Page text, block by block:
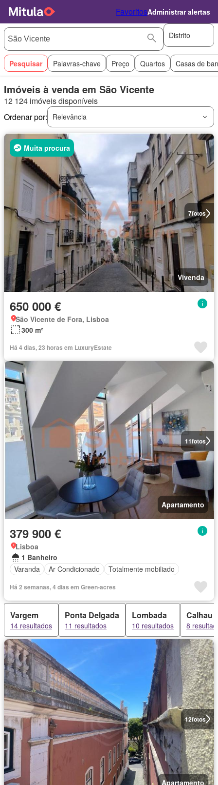
FavoritosAdministrar alertas
Distrito
Pesquisar Palavras-chave Preço Quartos Casas de
Imóveis à venda em São Vicente
12 124 imóveis disponíveis
Ordenar por:
Relevância
7fotos
Muita procura
Vivenda
650 000 €
São Vicente de Fora, Lisboa
300 m²
Há 4 dias, 23 horas em LuxuryEstate
11fotos
Apartamento
379 900 €
Lisboa
1 Banheiro
Varanda
Ar Condicionado Totalmente mobiliado
Há 2 semanas, 4 dias em Green-acres
Vargem
14 resultados
Ponta Delgada
11 resultados
Lombada
10 resultados
Calhau
8
12fotos
Apartamento